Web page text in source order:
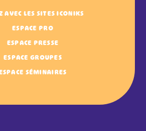
AVEC LES SITES ICONIKS
ESPACE PRO
ESPACE PRESSE
ESPACE GROUPES
SÉMINAIRES